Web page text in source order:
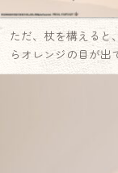
ただ、杖を構えると
らオレンジの目が出